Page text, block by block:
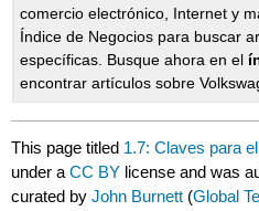
comercio electrónico, Internet y
Índice de Negocios para buscar
específicas. Busque ahora en el
encontrar artículos sobre
This page titled 1.7: Claves para
under aCC BY license and was
curated byJohn Burnett (Global